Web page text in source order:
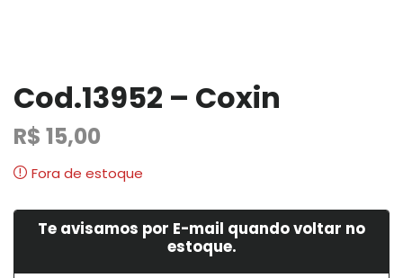
Cod.13952 – Coxin
R$ 15,00
Fora de estoque
Te avisamos por E-mail quando voltar no
estoque.